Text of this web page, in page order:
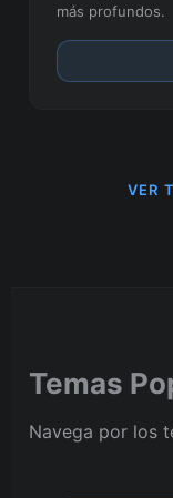
más profundos.
VER
Temas
Navega por los